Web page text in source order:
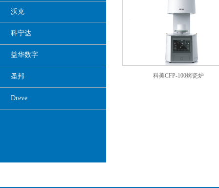
沃克
科宁达
益华数字
圣邦
Dreve
科美CFP-100烤瓷炉